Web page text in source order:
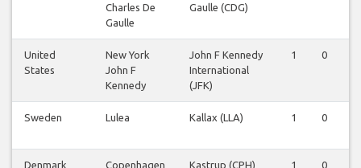
Charles De
Gaulle
Gaulle (CDG)
United
States
New York
John F
Kennedy
John F Kennedy
International
(JFK)
1 0
Sweden Lulea Kallax (LLA) 1 0
Denmark Copenhagen Kastrup (CPH) 1 0